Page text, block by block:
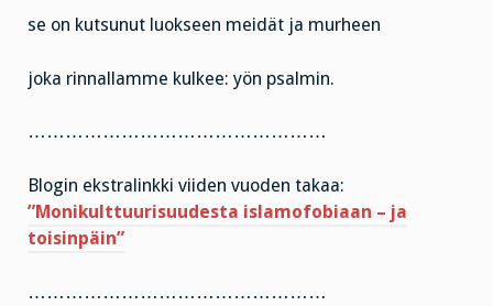
se on kutsunut luokseen meidät ja murheen
joka rinnallamme kulkee: yön psalmin.
…………………………………………
Blogin ekstralinkki viiden vuoden takaa:
”Monikulttuurisuudesta islamofobiaan – ja
toisinpäin”
…………………………………………